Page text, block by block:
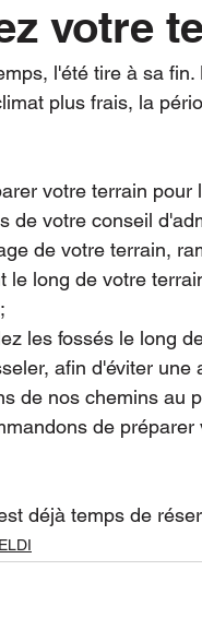
votre
l'été tire à sa
plus frais, la
votre terrain
de votre conseil
de votre terrain,
le long de votre
les fossés le long
afin d'éviter
de nos chemins au
de
déjà temps de